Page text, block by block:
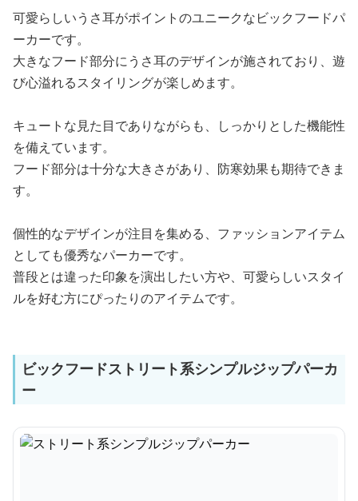
可愛らしいうさ耳がポイントのユニークなビックフードパ
ーカーです。
大きなフード部分にうさ耳のデザインが施されており、遊
び心溢れるスタイリングが楽しめます。
キュートな見た目でありながらも、しっかりとした機能性
を備えています。
フード部分は十分な大きさがあり、防寒効果も期待できま
す。
個性的なデザインが注目を集める、ファッションアイテム
としても優秀なパーカーです。
普段とは違った印象を演出したい方や、可愛らしいスタイ
ルを好む方にぴったりのアイテムです。
ビックフードストリート系シンプルジップパーカ
ー